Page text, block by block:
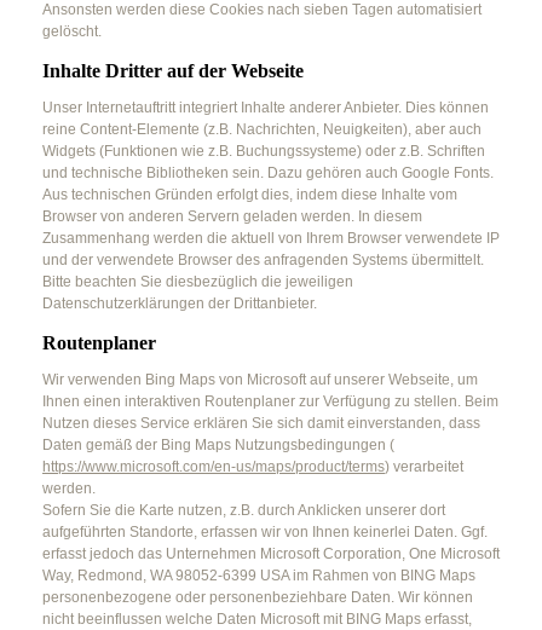
Ansonsten werden diese Cookies nach sieben Tagen automatisiert
gelöscht.
Inhalte Dritter auf der Webseite
Unser Internetauftritt integriert Inhalte anderer Anbieter. Dies können
reine Content-Elemente (z.B. Nachrichten, Neuigkeiten), aber auch
Widgets (Funktionen wie z.B. Buchungssysteme) oder z.B. Schriften
und technische Bibliotheken sein. Dazu gehören auch Google Fonts.
Aus technischen Gründen erfolgt dies, indem diese Inhalte vom
Browser von anderen Servern geladen werden. In diesem
Zusammenhang werden die aktuell von Ihrem Browser verwendete IP
und der verwendete Browser des anfragenden Systems übermittelt.
Bitte beachten Sie diesbezüglich die jeweiligen
Datenschutzerklärungen der Drittanbieter.
Routenplaner
Wir verwenden Bing Maps von Microsoft auf unserer Webseite, um
Ihnen einen interaktiven Routenplaner zur Verfügung zu stellen. Beim
Nutzen dieses Service erklären Sie sich damit einverstanden, dass
Daten gemäß der Bing Maps Nutzungsbedingungen (
https://www.microsoft.com/en-us/maps/product/terms) verarbeitet
werden.
Sofern Sie die Karte nutzen, z.B. durch Anklicken unserer dort
aufgeführten Standorte, erfassen wir von Ihnen keinerlei Daten. Ggf.
erfasst jedoch das Unternehmen Microsoft Corporation, One Microsoft
Way, Redmond, WA 98052-6399 USA im Rahmen von BING Maps
personenbezogene oder personenbeziehbare Daten. Wir können
nicht beeinflussen welche Daten Microsoft mit BING Maps erfasst,